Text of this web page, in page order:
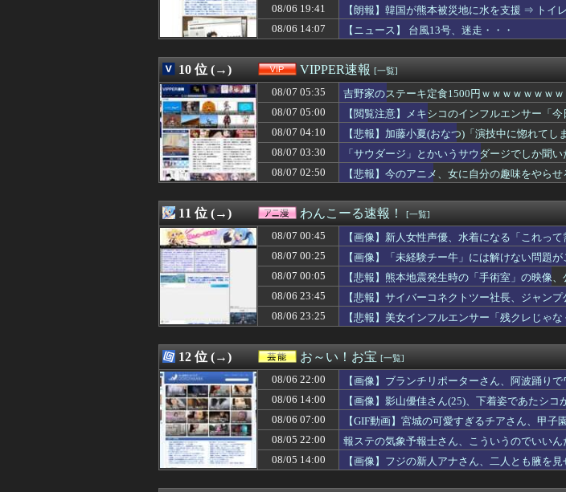
08/07 03:09
米穀商社の木徳神糧、4-6月期経常利益が前年同期比97.7％減
08/07 03:05
【画像】ダンス部さん、公式SNSで部員のエ○チな動画をあ
08/07 03:03
【朗報】「誰からも好かれる主人公」の特徴、ガチで決まる
08/07 03:03
【驚愕】サッカー王国ブラジルで進むサッカー離れ 36％が
08/07 03:01
【ウマ娘】昔の水着がそのまま入るジャーニー…まるで成長
08/07 03:00
夫さん、妻に「天井のシミ数えてれば終わるでな」と押し
08/07 03:00
【天文】「系外衛星」を史上初めて発見か--しかし「衛星」
08/07 03:00
【悲報】娘「吹奏楽部の顧問に楽器買えって言われた」親「
08/07 03:00
【ラブライブ！】BLｺｽﾞｶﾎ…？🐉【蓮ノ空】
08/07 03:00
【画像】一番手Vグループはマジでこういう男とのコラボも
08/07 03:00
【朗報】プチプチで有名な川上産業、社名を「プチプチ株式
08/07 03:00
◆悲報◆韓国警察、韓国代表前監督を任意聴取…業務上背任
08/07 03:00
【スターウォーズ】ライトセーバーって握りづらそうだよね…
08/07 03:00
韓国人「イ・ジュンソク、地方選挙で基礎議員1議席のみ獲
08/07 03:00
【食洗機】韓国人が騒ぐ「水洗い」は予備洗浄だった！日本
08/07 02:57
ダシをちゃんととり薄色薄味に煮た煮物を、味見もせずに色
08/07 02:57
福祉タクシーで下校の女子生徒、一時心肺停止 同乗看護師
08/07 02:57
家族用に入れておいたメモが泥よけになっただなんてｗｗ
スペースXのロケット残骸、月面に衝突か…ファルコン9の上
千葉県袖ケ浦市「おむつ交換で噛みつかれ」看護助手の男
08/07 02:50
【既視感】嫁の浮気でメール爆弾！2度目で取った行動がこ
08/07 02:50
【悲報】今のアニメ、女に自分の趣味をやらせる系から女に
08/07 02:48
あっち系御用達で有名になった某ブランド、一時は飛ぶ鳥を
08/07 02:45
【辺野古事故】日教組委員長「杜撰な計画、学校が責めを負
08/07 02:45
世間では神ゲーと言われているが個人的にはクソゲーだと思
08/07 02:40
矢田萌華ちゃんの瞳が綺麗すぎて吸い込まれる！！！【乃木
08/07 02:40
高市首相、2年限定の消費減税「確実に戻す」発言は「私の
08/07 02:39
【ボッコ】25年前に付き合ってた女性の事をふと思い出した
08/07 02:39
なんかＧＪ出来ないというか…。泥に同情する気はないけど
08/07 02:39
若くして両親を亡くし年の離れた妹を育てた義兄。姪が十歳
08/06 19:41
【朗報】韓国が熊本被災地に水を支援 ⇒ トイ
08/06 14:07
【ニュース】 台風13号、迷走・・・
10 位 (→) VIPPER速報 [一覧]
08/07 05:35
吉野家のステーキ定食1500円ｗｗｗｗｗｗｗ
08/07 05:00
【閲覧注意】メキシコのインフルエンサー「
08/07 04:10
【悲報】加藤小夏(おなつ)「演技中に惚れてし
08/07 03:30
「サウダージ」とかいうサウダージでしか聞
08/07 02:50
【悲報】今のアニメ、女に自分の趣味をやら
11 位 (→) わんこーる速報！ [一覧]
08/07 00:45
【画像】新人女性声優、水着になる「これって
08/07 00:25
【画像】「未経験チー牛」には解けない問題
08/07 00:05
【悲報】熊本地震発生時の「手術室」の映像
08/06 23:45
【悲報】サイバーコネクトツー社長、ジャン
08/06 23:25
【悲報】美女インフルエンサー「残クレじゃ
12 位 (→) お～い！お宝 [一覧]
08/06 22:00
【画像】ブランチリポーターさん、阿波踊りで
08/06 14:00
【画像】影山優佳さん(25)、下着姿であたシコ
08/06 07:00
【GIF動画】宮城の可愛すぎるチアさん、甲子
08/05 22:00
報ステの気象予報士さん、こういうのでいいん
08/05 14:00
【画像】フジの新人アナさん、二人とも腋を